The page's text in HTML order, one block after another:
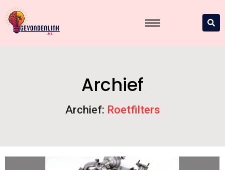
Archief
Archief: Roetfilters